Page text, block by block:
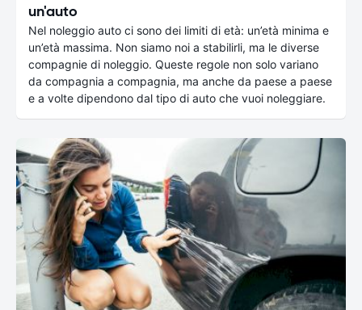
un'auto
Nel noleggio auto ci sono dei limiti di età: un’età minima e
un’età massima. Non siamo noi a stabilirli, ma le diverse
compagnie di noleggio. Queste regole non solo variano
da compagnia a compagnia, ma anche da paese a paese
e a volte dipendono dal tipo di auto che vuoi noleggiare.